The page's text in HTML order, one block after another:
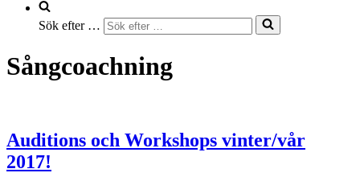
Sök efter …
Sångcoachning
Auditions och Workshops vinter/vår
2017!